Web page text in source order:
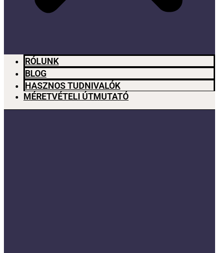
RÓLUNK
BLOG
HASZNOS TUDNIVALÓK
MÉRETVÉTELI ÚTMUTATÓ